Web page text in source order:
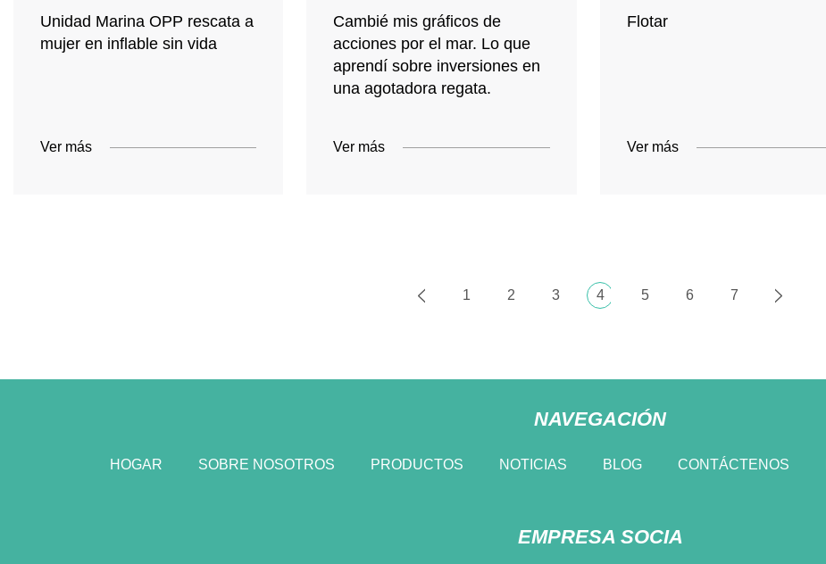
Unidad Marina OPP rescata a
mujer en inflable sin vida
Ver más
Cambié mis gráficos de
acciones por el mar. Lo que
aprendí sobre inversiones en
una agotadora regata.
Ver más
Flotar
Ver más
1 2 3 4 5 6 7
NAVEGACIÓN
HOGAR SOBRE NOSOTROS PRODUCTOS NOTICIAS BLOG CONTÁCTENOS
EMPRESA SOCIA